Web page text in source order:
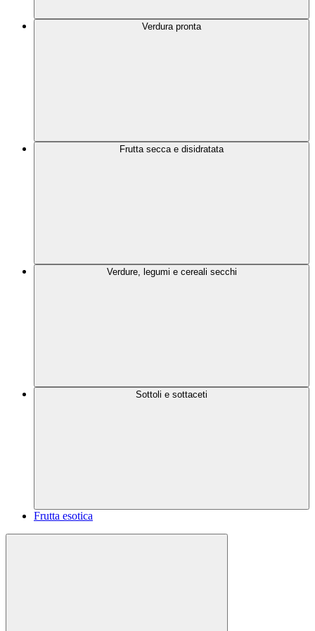
Verdura pronta
Frutta secca e disidratata
Verdure, legumi e cereali secchi
Sottoli e sottaceti
Frutta esotica